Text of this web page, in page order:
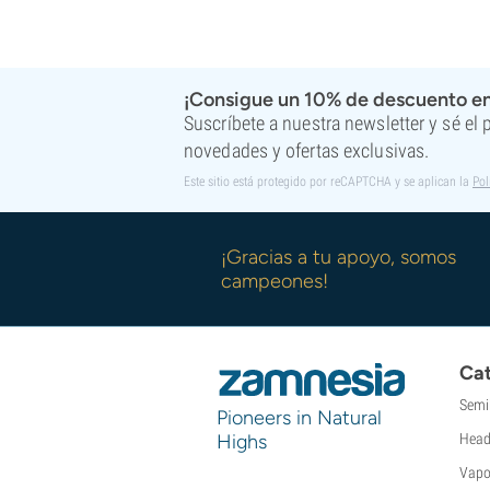
T.H. Seeds
Top Tao Seeds
Vision Seeds
VIP Seeds
White Label
Bancos de semillas
¡Consigue un 10% de descuento
Suscríbete a nuestra newsletter y sé el
novedades y ofertas exclusivas.
Este sitio está protegido por reCAPTCHA y se aplican la
¡Gracias a tu apoyo, somos
campeones!
Pioneers in Natural
Highs